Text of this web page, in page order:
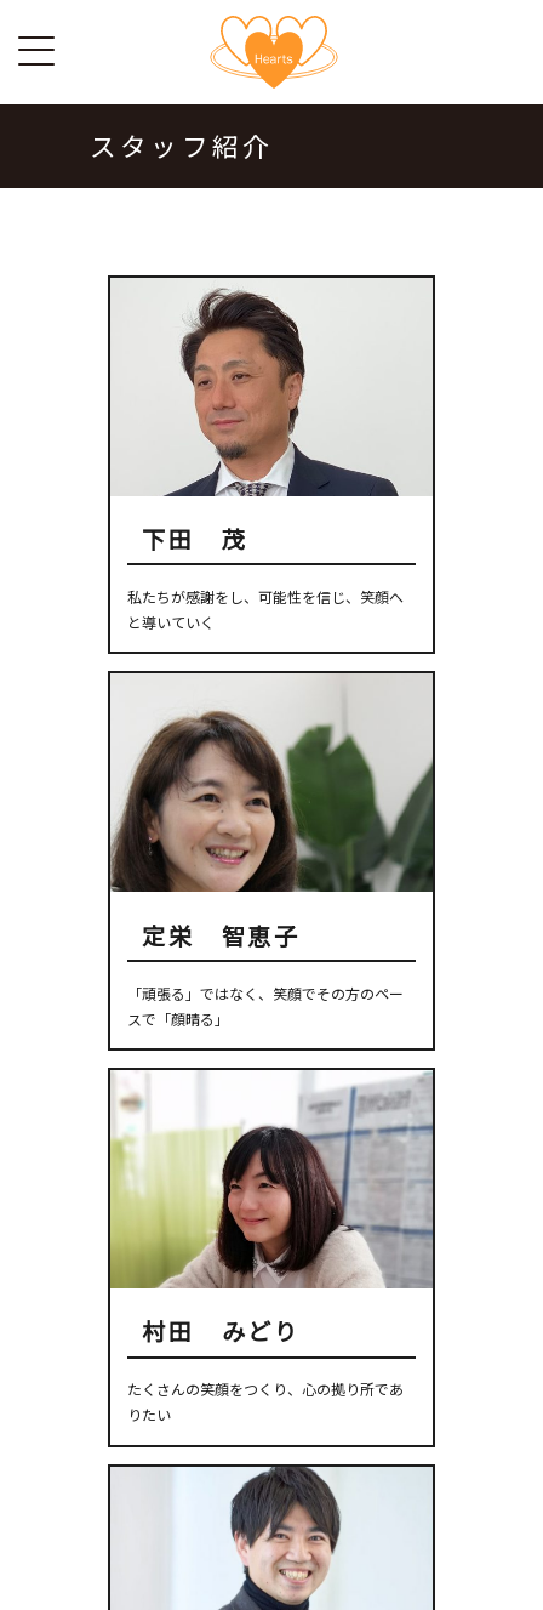
スタッフ紹介
下田 茂
私たちが感謝をし、可能性を信じ、笑顔へ
と導いていく
定栄 智恵子
「頑張る」ではなく、笑顔でその方のペー
スで「顔晴る」
村田 みどり
たくさんの笑顔をつくり、心の拠り所であ
りたい